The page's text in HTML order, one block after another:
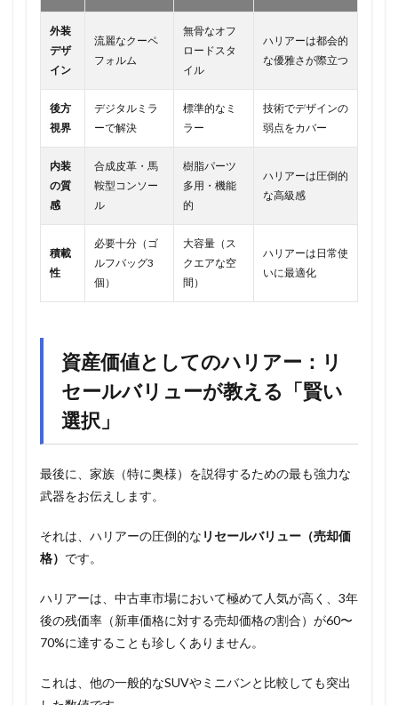
外装
デザ
イン
流麗なクーペ
フォルム
無骨なオフ
ロードスタ
イル
ハリアーは都会的
な優雅さが際立つ
後方
視界
デジタルミラ
ーで解決
標準的なミ
ラー
技術でデザインの
弱点をカバー
内装
の質
感
合成皮革・馬
鞍型コンソー
ル
樹脂パーツ
多用・機能
的
ハリアーは圧倒的
な高級感
積載
性
必要十分（ゴ
ルフバッグ3
個）
大容量（ス
クエアな空
間）
ハリアーは日常使
いに最適化
資産価値としてのハリアー：リ
セールバリューが教える「賢い
選択」
最後に、家族（特に奥様）を説得するための最も強力な
武器をお伝えします。
それは、ハリアーの圧倒的な リセールバリュー（売却価
格） です。
ハリアーは、中古車市場において極めて人気が高く、3年
後の残価率（新車価格に対する売却価格の割合）が60〜
70%に達することも珍しくありません。
これは、他の一般的なSUVやミニバンと比較しても突出